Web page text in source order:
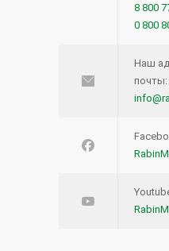
8 800
0 800
Наш
почты: